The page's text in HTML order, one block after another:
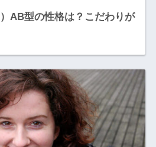
AB型の性格は？こだわりが